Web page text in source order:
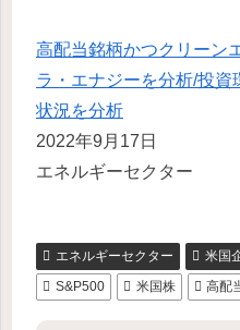
高配当銘柄かつクリーン
ラ・エナジーを分析/投
状況を分析
2022年9月17日
エネルギーセクター
エネルギーセクター 米国
S&P500
米国株 高配